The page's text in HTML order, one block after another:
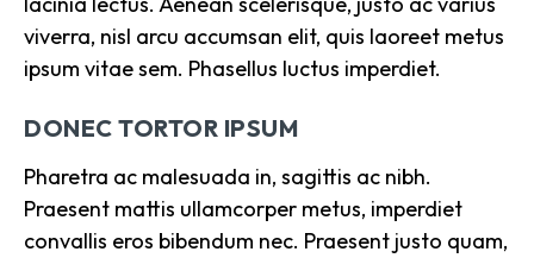
viverra, nisl arcu accumsan elit, quis laoreet metus
ipsum vitae sem. Phasellus luctus imperdiet.
DONEC TORTOR IPSUM
Pharetra ac malesuada in, sagittis ac nibh.
Praesent mattis ullamcorper metus, imperdiet
convallis eros bibendum nec. Praesent justo quam,